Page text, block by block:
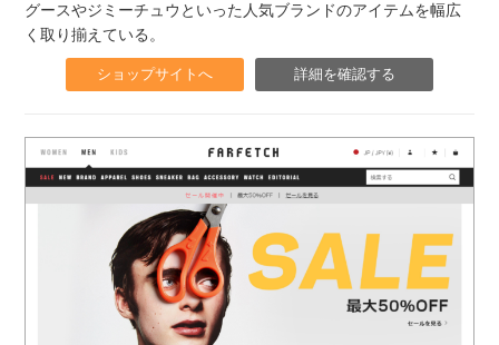
グースやジミーチュウといった人気ブランドのアイテムを幅広
く取り揃えている。
ショップサイトへ 詳細を確認する